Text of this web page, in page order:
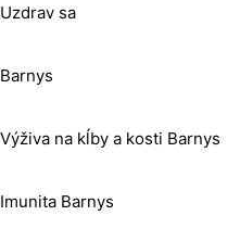
Uzdrav sa
Barnys
Výživa na kĺby a kosti Barnys
Imunita Barnys